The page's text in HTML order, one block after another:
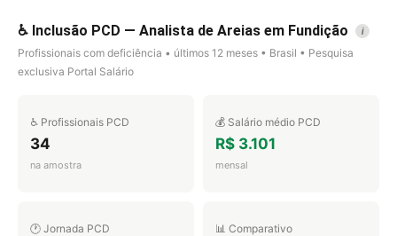
♿ Inclusão PCD — Analista de Areias em Fundição i
Profissionais com deficiência • últimos 12 meses • Brasil • Pesquisa
exclusiva Portal Salário
♿ Profissionais PCD
34
na amostra
💰 Salário médio PCD
R$ 3.101
mensal
🕐 Jornada PCD 📊 Comparativo